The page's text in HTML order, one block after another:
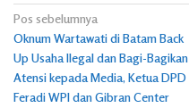
Navigasi
pos
Pos sebelumnya
Oknum Wartawati di Batam Back
Up Usaha Ilegal dan Bagi-Bagikan
Atensi kepada Media, Ketua DPD
Feradi WPI dan Gibran Center